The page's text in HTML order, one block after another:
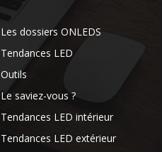
Les dossiers ONLEDS
Tendances LED
Outils
Le saviez-vous ?
Tendances LED intérieur
Tendances LED extérieur